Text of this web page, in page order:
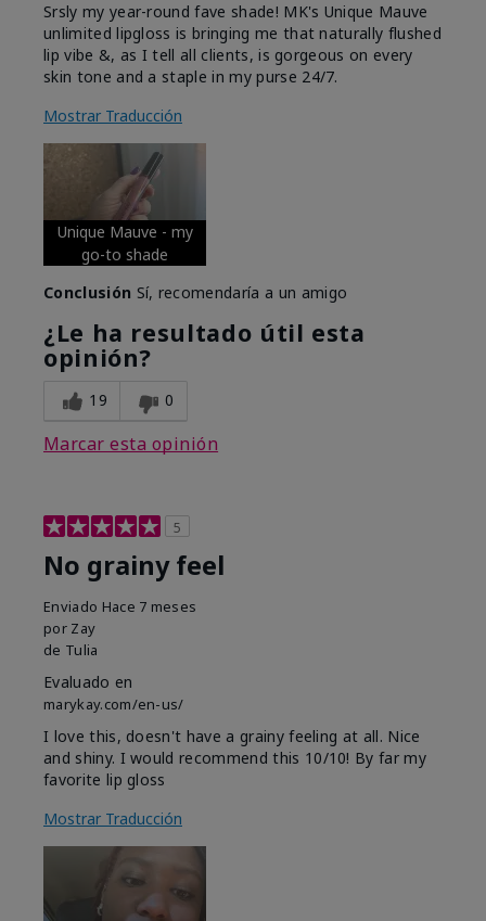
Srsly my year-round fave shade! MK's Unique Mauve
unlimited lipgloss is bringing me that naturally flushed
lip vibe &, as I tell all clients, is gorgeous on every
skin tone and a staple in my purse 24/7.
Mostrar Traducción
Unique Mauve - my
go-to shade
Conclusión Sí, recomendaría a un amigo
¿Le ha resultado útil esta
opinión?
19 0
Marcar esta opinión
5
No grainy feel
Enviado Hace 7 meses
por Zay
de Tulia
Evaluado en
marykay.com/en-us/
I love this, doesn't have a grainy feeling at all. Nice
and shiny. I would recommend this 10/10! By far my
favorite lip gloss
Mostrar Traducción